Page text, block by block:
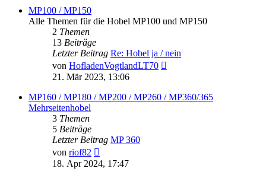
MP100 / MP150
Alle Themen für die Hobel MP100 und MP150
2 Themen
13 Beiträge
Letzter Beitrag Re: Hobel ja / nein
von HofladenVogtlandLT70
21. Mär 2023, 13:06
MP160 / MP180 / MP200 / MP260 / MP360/365
Mehrseitenhobel
3 Themen
5 Beiträge
Letzter Beitrag MP 360
von riof82
Beitrag
18. Apr 2024, 17:47